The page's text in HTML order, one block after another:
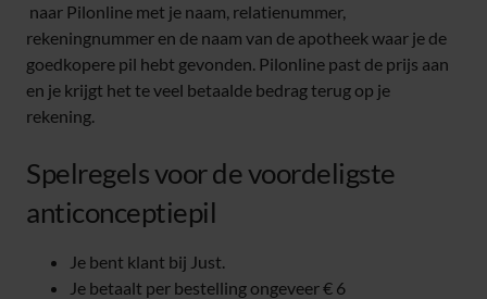
naar Pilonline met je naam, relatienummer,
rekeningnummer en de naam van de apotheek waar je de
goedkopere pil hebt gevonden. Pilonline past de prijs aan
en je krijgt het te veel betaalde bedrag terug op je
rekening.
Spelregels voor de voordeligste
anticonceptiepil
Je bent klant bij Just.
Je betaalt per bestelling ongeveer € 6